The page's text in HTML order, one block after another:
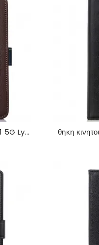
δερματινη θηκη Moto G51 5G Lychee Style Rfid Khazneh